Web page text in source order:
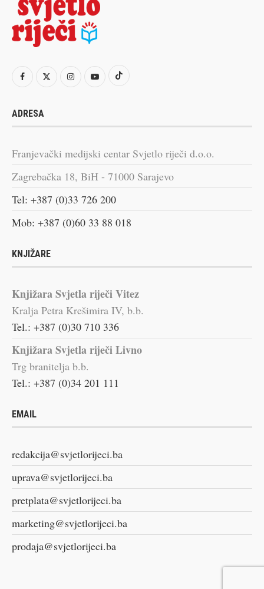
ADRESA
Franjevački medijski centar Svjetlo riječi d.o.o.
Zagrebačka 18, BiH - 71000 Sarajevo
Tel: +387 (0)33 726 200
Mob: +387 (0)60 33 88 018
KNJIŽARE
Knjižara Svjetla riječi Vitez
Kralja Petra Krešimira IV, b.b.
Tel.: +387 (0)30 710 336
Knjižara Svjetla riječi Livno
Trg branitelja b.b.
Tel.: +387 (0)34 201 111
EMAIL
redakcija@svjetlorijeci.ba
uprava@svjetlorijeci.ba
pretplata@svjetlorijeci.ba
marketing@svjetlorijeci.ba
prodaja@svjetlorijeci.ba